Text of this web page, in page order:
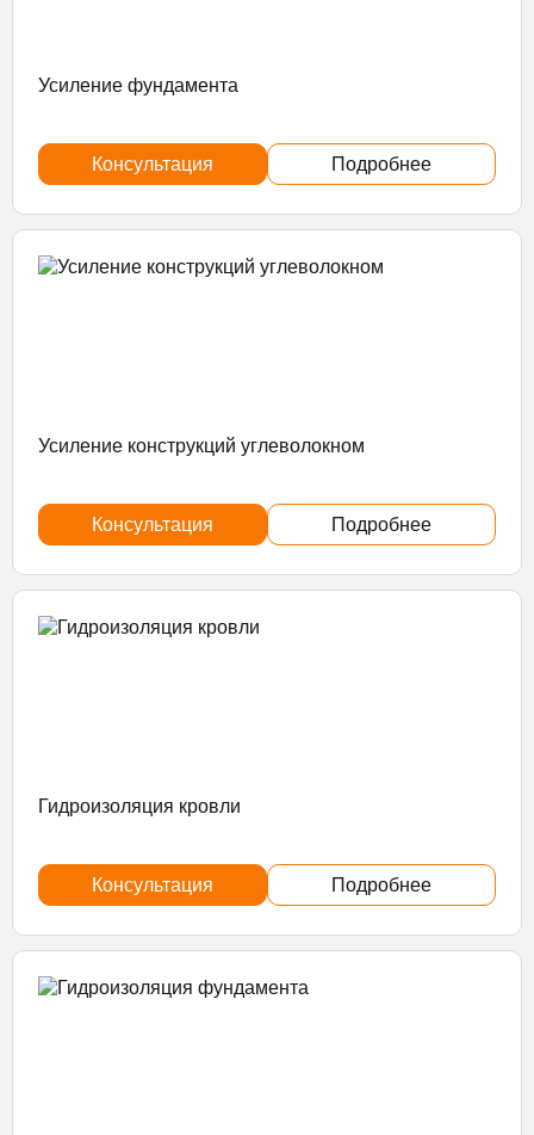
Усиление фундамента
Консультация Подробнее
Усиление конструкций углеволокном
Консультация Подробнее
Гидроизоляция кровли
Консультация Подробнее